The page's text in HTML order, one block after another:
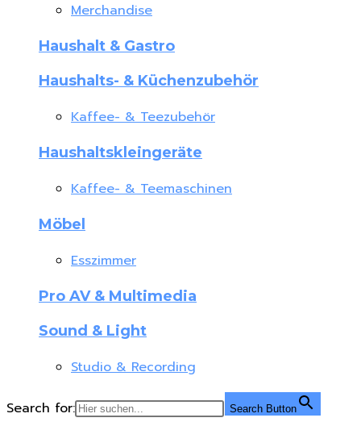
Merchandise
Haushalt & Gastro
Haushalts- & Küchenzubehör
Kaffee- & Teezubehör
Haushaltskleingeräte
Kaffee- & Teemaschinen
Möbel
Esszimmer
Pro AV & Multimedia
Sound & Light
Studio & Recording
Search for: Search Button